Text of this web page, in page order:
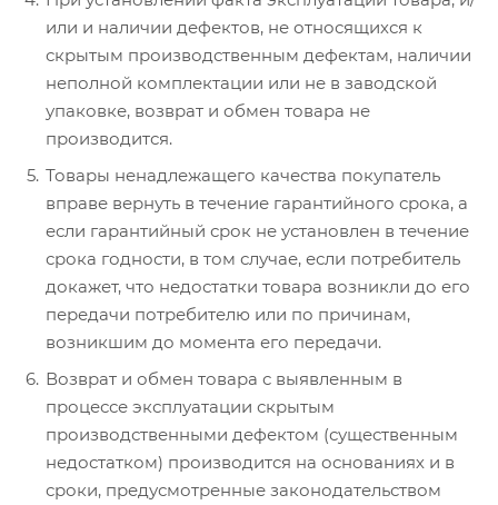
или и наличии дефектов, не относящихся к
скрытым производственным дефектам, наличии
неполной комплектации или не в заводской
упаковке, возврат и обмен товара не
производится.
Товары ненадлежащего качества покупатель
вправе вернуть в течение гарантийного срока, а
если гарантийный срок не установлен в течение
срока годности, в том случае, если потребитель
докажет, что недостатки товара возникли до его
передачи потребителю или по причинам,
возникшим до момента его передачи.
Возврат и обмен товара с выявленным в
процессе эксплуатации скрытым
производственными дефектом (существенным
недостатком) производится на основаниях и в
сроки, предусмотренные законодательством